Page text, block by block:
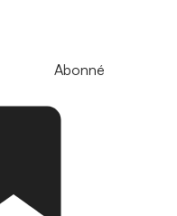
Abonné